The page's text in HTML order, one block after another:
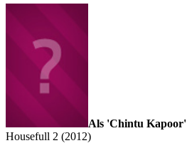
Als 'Chintu Kapoor'
Housefull 2 (2012)